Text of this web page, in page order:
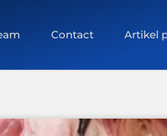
Contact Artikel